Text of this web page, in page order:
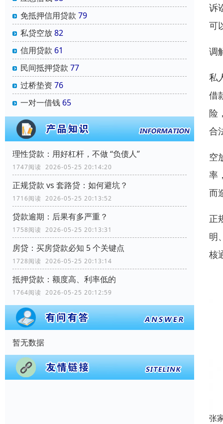
免抵押信用贷款 79
私贷空放82
信用贷款 61
民间抵押贷款 77
过桥垫资 76
一对一借钱 65
理性贷款：用好杠杆，不做 “负债人”
1747阅读 2026-05-25 20:14:20
正规贷款 vs 套路贷：如何避坑？
1716阅读 2026-05-25 20:13:52
贷款逾期：后果有多严重？
1758阅读 2026-05-25 20:13:31
房贷：买房贷款必知 5 个关键点
1728阅读 2026-05-25 20:13:14
抵押贷款：额度高、利率低的
1764阅读 2026-05-25 20:12:59
暂无数据
诉
可
调
私
借
险
合
空
率
而
正
明
核
张